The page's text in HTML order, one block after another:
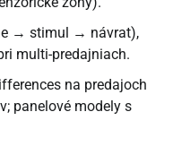
→ stimul → návrat),
multi-predajniach.
na predajoch
panelové modely s